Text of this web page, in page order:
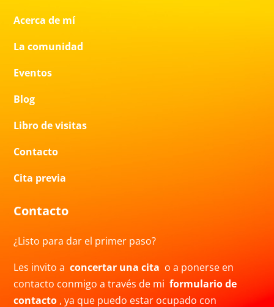
Acerca de mí
La comunidad
Eventos
Blog
Libro de visitas
Contacto
Cita previa
Contacto
¿Listo para dar el primer paso?
Les invito aconcertar una cita o a ponerse en
contacto conmigo a través de miformulario de
contacto , ya que puedo estar ocupado con